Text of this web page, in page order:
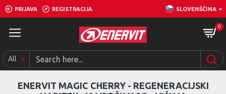
PRIJAVA REGISTRACIJA SLOVENŠČINA
0
All
ENERVIT MAGIC CHERRY - REGENERACIJSKI